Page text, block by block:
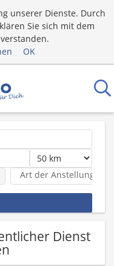
unserer Dienste. Durch
Sie sich mit dem
OK
Art der Anstellung
Dienst